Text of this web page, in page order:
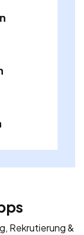
Rekrutierung &